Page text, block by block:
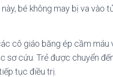
bé không may bị va vào
cô giáo băng ép cầm máu
sơ cứu. Trẻ được chuyển
tục điều trị.